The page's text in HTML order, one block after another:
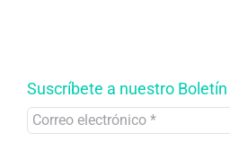
Suscríbete a nuestro Boletín